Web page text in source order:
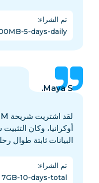
تم الشراء:
5-days-daily
Maya S.
أوكرانيا، وكان
البيانات ثابتة طوال
تم الشراء:
7GB-10-days-total